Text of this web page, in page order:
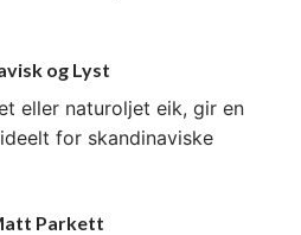
og Lyst
eller naturoljet eik, gir en
for skandinaviske
Parkett